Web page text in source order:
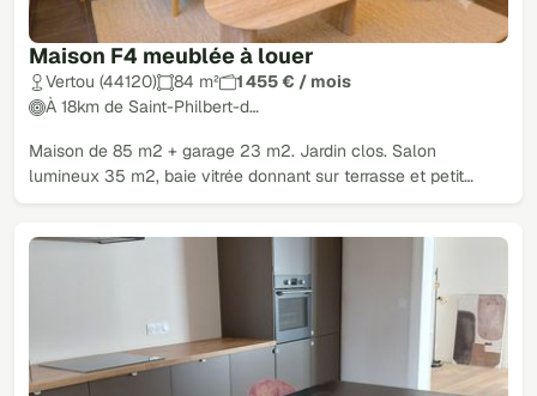
Maison F4 meublée à louer
Vertou (44120) 84 m²
1 455 € / mois
À 18km de Saint-Philbert-d…
Maison de 85 m2 + garage 23 m2. Jardin clos. Salon
lumineux 35 m2, baie vitrée donnant sur terrasse et petit…